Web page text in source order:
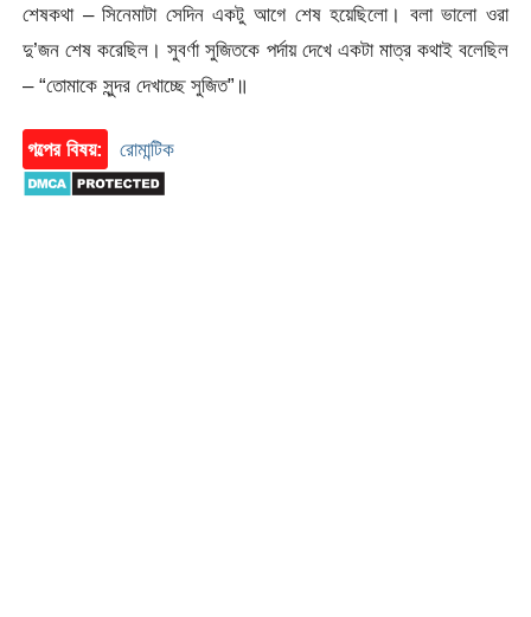
শেষকথা – সিনেমাটা সেদিন একটু আগে শেষ হয়েছিলো। বলা ভালো ওরা
দু’জন শেষ করেছিল। সুবর্ণা সুজিতকে পর্দায় দেখে একটা মাত্র কথাই বলেছিল
– “তোমাকে সুন্দর দেখাচ্ছে সুজিত”॥
গল্পের বিষয়: রোমান্টিক